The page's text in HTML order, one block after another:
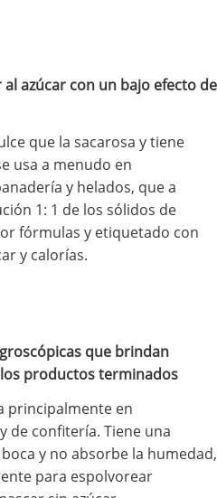
azúcar con un bajo efecto de
que la sacarosa y tiene
usa a menudo en
y helados, que a
1: 1 de los sólidos de
fórmulas y etiquetado con
y calorías.
que brindan
productos terminados
principalmente en
de confitería. Tiene una
y no absorbe la humedad,
para espolvorear